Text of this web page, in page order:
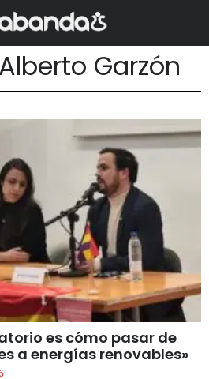
Garzón
es cómo pasar de
a energías renovables»